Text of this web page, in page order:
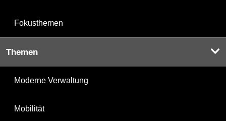
Fokusthemen
Themen
Moderne Verwaltung
Mobilität